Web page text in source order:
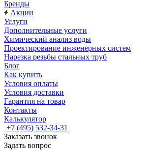
Бренды
Акции
Услуги
Дополнительные услуги
Химический анализ воды
Проектирование инженерных систем
Нарезка резьбы стальных труб
Блог
Как купить
Условия оплаты
Условия доставки
Гарантия на товар
Контакты
Калькулятор
+7 (495) 532‑34‑31
Заказать звонок
Задать вопрос